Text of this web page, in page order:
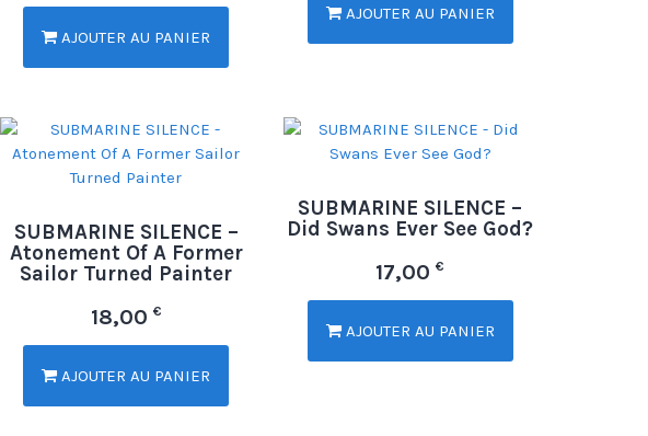
AJOUTER AU PANIER
AJOUTER AU PANIER
SUBMARINE SILENCE –
Atonement Of A Former
Sailor Turned Painter
18,00 €
AJOUTER AU PANIER
SUBMARINE SILENCE –
Did Swans Ever See God?
17,00 €
AJOUTER AU PANIER